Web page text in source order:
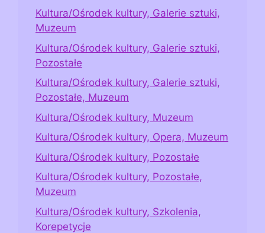
Kultura/Ośrodek kultury, Galerie sztuki,
Muzeum
Kultura/Ośrodek kultury, Galerie sztuki,
Pozostałe
Kultura/Ośrodek kultury, Galerie sztuki,
Pozostałe, Muzeum
Kultura/Ośrodek kultury, Muzeum
Kultura/Ośrodek kultury, Opera, Muzeum
Kultura/Ośrodek kultury, Pozostałe
Kultura/Ośrodek kultury, Pozostałe,
Muzeum
Kultura/Ośrodek kultury, Szkolenia,
Korepetycje